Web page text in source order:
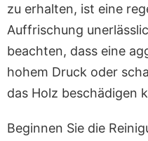
zu erhalten, ist eine
Auffrischung
beachten, dass eine
hohem Druck oder
das Holz beschädigen
Beginnen Sie die